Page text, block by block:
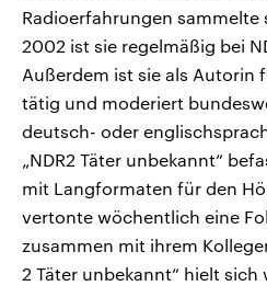
Radioerfahrungen sammelte
2002 ist sie regelmäßig bei
Außerdem ist sie als Autorin
tätig und moderiert
deutsch- oder
„NDR2 Täter unbekannt“
mit Langformaten für den
vertonte wöchentlich eine
zusammen mit ihrem
2 Täter unbekannt“ hielt